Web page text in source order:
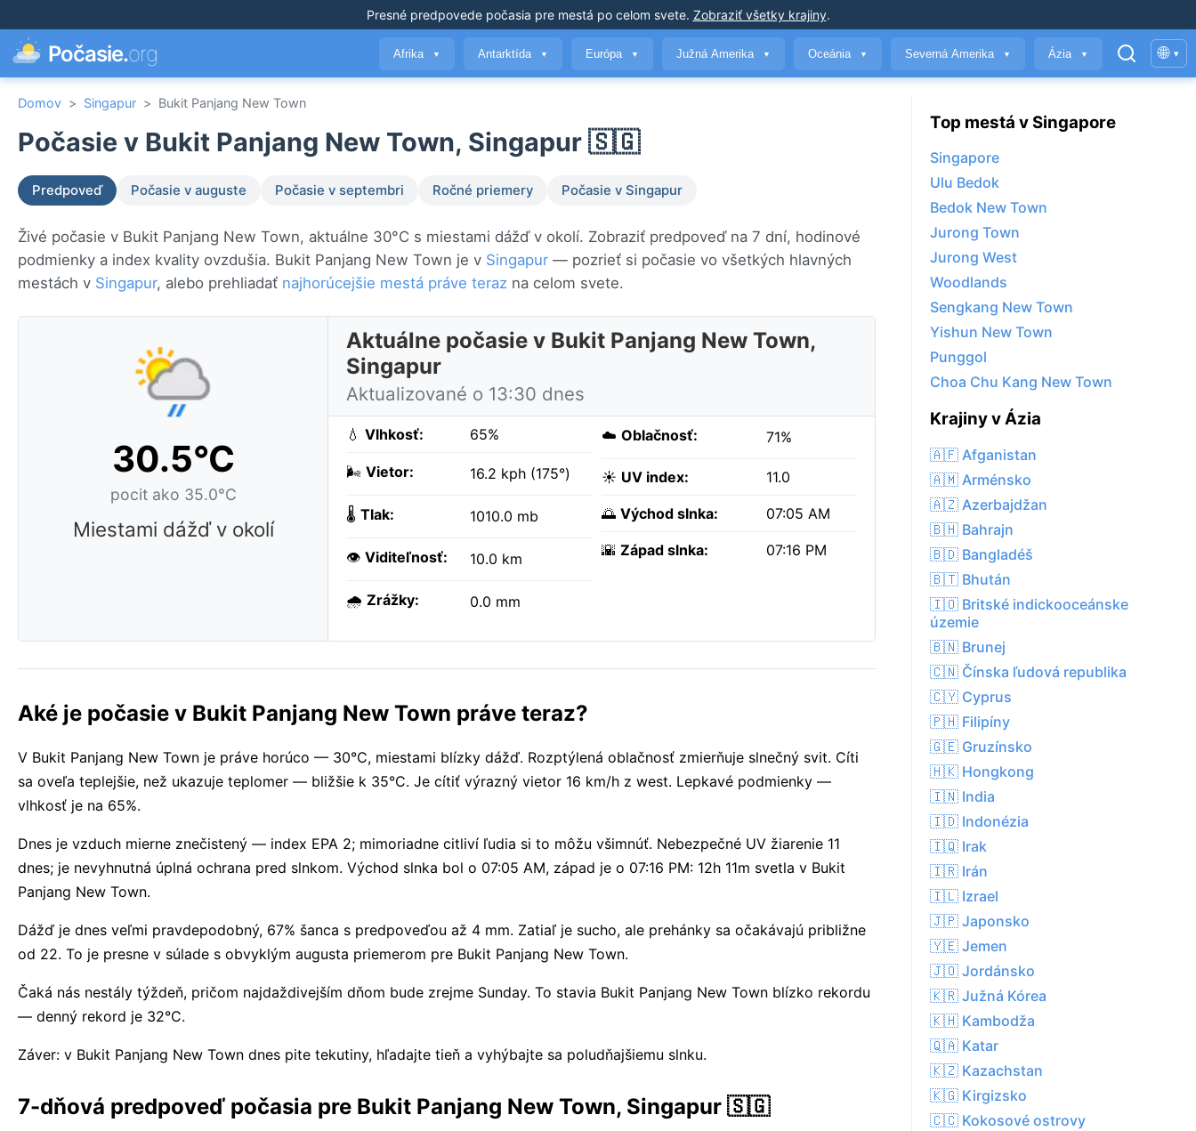
Presné predpovede počasia pre mestá po celom svete. Zobraziť všetky krajiny.
Počasie.org Afrika ▼ Antarktída ▼ Európa ▼ Južná Amerika ▼ Oceánia ▼ Severná Amerika ▼ Ázia ▼ 🌐 ▾
Domov > Singapur > Bukit Panjang New Town
Počasie v Bukit Panjang New Town, Singapur 🇸🇬
Predpoveď Počasie v auguste Počasie v septembri Ročné priemery Počasie v Singapur
Živé počasie v Bukit Panjang New Town, aktuálne 30°C s miestami dážď v okolí. Zobraziť predpoveď na 7 dní, hodinové
podmienky a index kvality ovzdušia. Bukit Panjang New Town je v Singapur — pozrieť si počasie vo všetkých hlavných
mestách v Singapur, alebo prehliadať najhorúcejšie mestá práve teraz na celom svete.
30.5°C
pocit ako 35.0°C
Miestami dážď v okolí
Aktuálne počasie v Bukit Panjang New Town,
Singapur
Aktualizované o 13:30 dnes
💧 Vlhkosť: 65%
🌬️ Vietor: 16.2 kph (175°)
🌡️ Tlak: 1010.0 mb
👁️ Viditeľnosť: 10.0 km
🌧️ Zrážky: 0.0 mm
☁️ Oblačnosť: 71%
☀️ UV index: 11.0
🌅 Východ slnka: 07:05 AM
🌇 Západ slnka: 07:16 PM
Aké je počasie v Bukit Panjang New Town práve teraz?
V Bukit Panjang New Town je práve horúco — 30°C, miestami blízky dážď. Rozptýlená oblačnosť zmierňuje slnečný svit. Cíti
sa oveľa teplejšie, než ukazuje teplomer — bližšie k 35°C. Je cítiť výrazný vietor 16 km/h z west. Lepkavé podmienky —
vlhkosť je na 65%.
Dnes je vzduch mierne znečistený — index EPA 2; mimoriadne citliví ľudia si to môžu všimnúť. Nebezpečné UV žiarenie 11
dnes; je nevyhnutná úplná ochrana pred slnkom. Východ slnka bol o 07:05 AM, západ je o 07:16 PM: 12h 11m svetla v Bukit
Panjang New Town.
Dážď je dnes veľmi pravdepodobný, 67% šanca s predpoveďou až 4 mm. Zatiaľ je sucho, ale prehánky sa očakávajú približne
od 22. To je presne v súlade s obvyklým augusta priemerom pre Bukit Panjang New Town.
Čaká nás nestály týždeň, pričom najdaždivejším dňom bude zrejme Sunday. To stavia Bukit Panjang New Town blízko rekordu
— denný rekord je 32°C.
Záver: v Bukit Panjang New Town dnes pite tekutiny, hľadajte tieň a vyhýbajte sa poludňajšiemu slnku.
7-dňová predpoveď počasia pre Bukit Panjang New Town, Singapur 🇸🇬
Top mestá v Singapore
Singapore
Ulu Bedok
Bedok New Town
Jurong Town
Jurong West
Woodlands
Sengkang New Town
Yishun New Town
Punggol
Choa Chu Kang New Town
Krajiny v Ázia
🇦🇫 Afganistan
🇦🇲 Arménsko
🇦🇿 Azerbajdžan
🇧🇭 Bahrajn
🇧🇩 Bangladéš
🇧🇹 Bhután
🇮🇴 Britské indickooceánske
územie
🇧🇳 Brunej
🇨🇳 Čínska ľudová republika
🇨🇾 Cyprus
🇵🇭 Filipíny
🇬🇪 Gruzínsko
🇭🇰 Hongkong
🇮🇳 India
🇮🇩 Indonézia
🇮🇶 Irak
🇮🇷 Irán
🇮🇱 Izrael
🇯🇵 Japonsko
🇾🇪 Jemen
🇯🇴 Jordánsko
🇰🇷 Južná Kórea
🇰🇭 Kambodža
🇶🇦 Katar
🇰🇿 Kazachstan
🇰🇬 Kirgizsko
🇨🇨 Kokosové ostrovy